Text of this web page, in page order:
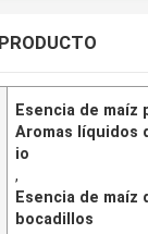
Esencia de maíz
Aromas líquidos
io
,
Esencia de maíz
bocadillos